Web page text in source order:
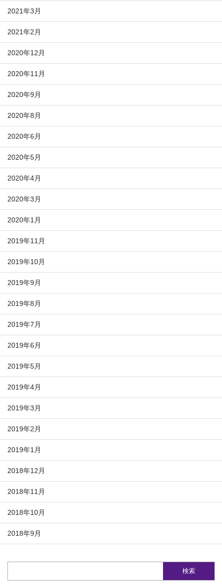
2021年3月
2021年2月
2020年12月
2020年11月
2020年9月
2020年8月
2020年6月
2020年5月
2020年4月
2020年3月
2020年1月
2019年11月
2019年10月
2019年9月
2019年8月
2019年7月
2019年6月
2019年5月
2019年4月
2019年3月
2019年2月
2019年1月
2018年12月
2018年11月
2018年10月
2018年9月